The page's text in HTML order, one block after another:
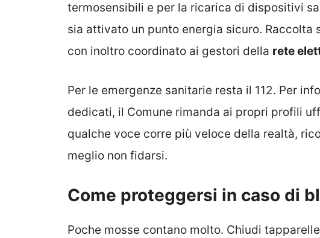
termosensibili e per la ricarica di dispositivi
sia attivato un punto energia sicuro.
con inoltro coordinato ai gestori della rete
Per le emergenze sanitarie resta il 112. Per
dedicati, il Comune rimanda ai propri profili
qualche voce corre più veloce della realtà,
meglio non fidarsi.
Come proteggersi in caso di
Poche mosse contano molto. Chiudi